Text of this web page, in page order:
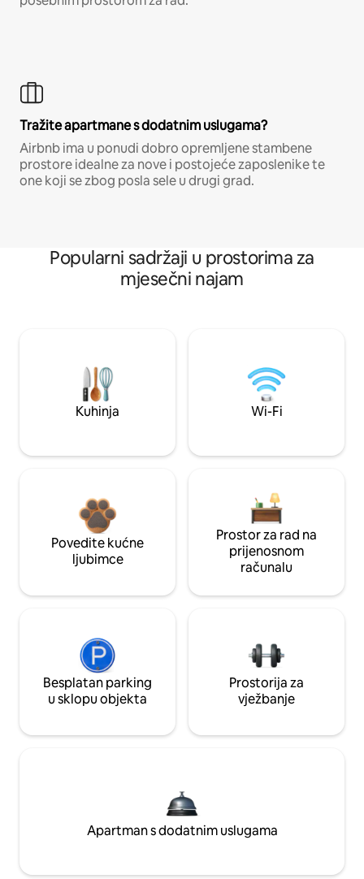
Tražite apartmane s dodatnim uslugama?
Airbnb ima u ponudi dobro opremljene stambene
prostore idealne za nove i postojeće zaposlenike te
one koji se zbog posla sele u drugi grad.
Popularni sadržaji u prostorima za
mjesečni najam
Kuhinja Wi-Fi
Povedite kućne
ljubimce
Prostor za rad na
prijenosnom
računalu
Besplatan parking
u sklopu objekta
Prostorija za
vježbanje
Apartman s dodatnim uslugama